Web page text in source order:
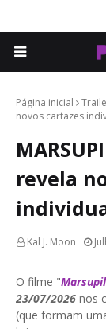
Página inicial
novos cartazes
revela
Kal J. Moon
O filme "
23/07/2026 nos
(que formam